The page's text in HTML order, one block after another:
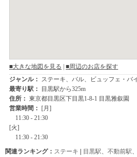
関連ランキング： ステーキ | 目黒駅 不動前駅